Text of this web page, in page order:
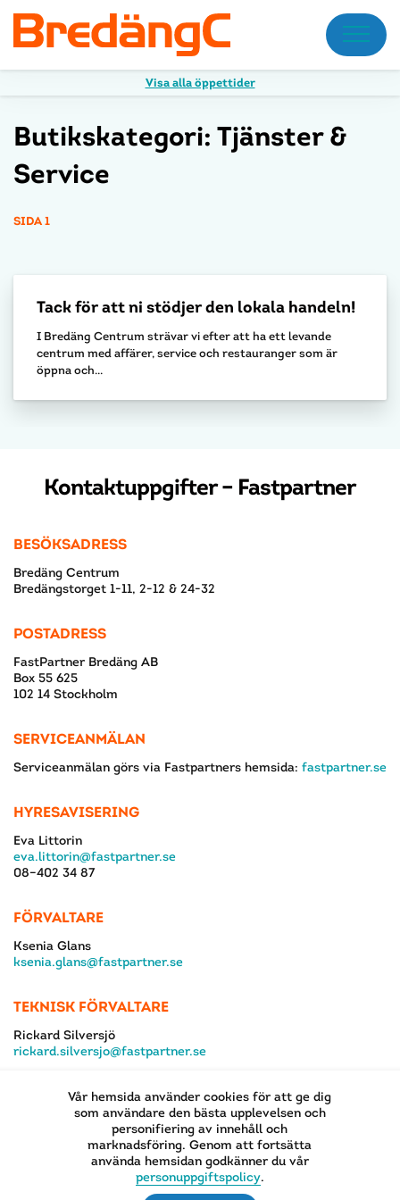
Meny
Visa alla öppettider
Butikskategori: Tjänster &
Service
SIDA 1
Tack för att ni stödjer den lokala handeln!
I Bredäng Centrum strävar vi efter att ha ett levande
centrum med affärer, service och restauranger som är
öppna och...
Kontaktuppgifter – Fastpartner
BESÖKSADRESS
Bredäng Centrum
Bredängstorget 1-11, 2-12 & 24-32
POSTADRESS
FastPartner Bredäng AB
Box 55 625
102 14 Stockholm
SERVICEANMÄLAN
Serviceanmälan görs via Fastpartners hemsida: fastpartner.se
HYRESAVISERING
Eva Littorin
eva.littorin@fastpartner.se
08–402 34 87
FÖRVALTARE
Ksenia Glans
ksenia.glans@fastpartner.se
TEKNISK FÖRVALTARE
Rickard Silversjö
rickard.silversjo@fastpartner.se
EN DEL AV
Vår hemsida använder cookies för att ge dig
som användare den bästa upplevelsen och
personifiering av innehåll och
marknadsföring. Genom att fortsätta
använda hemsidan godkänner du vår
personuppgiftspolicy.